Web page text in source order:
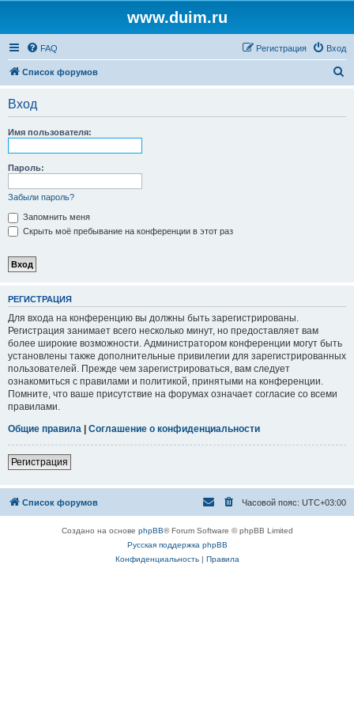
www.duim.ru
FAQ Вход
Регистрация
Список форумов
Вход
Имя пользователя:
Пароль:
Забыли пароль?
Запомнить меня
Скрыть моё пребывание на конференции в этот раз
РЕГИСТРАЦИЯ
Для входа на конференцию вы должны быть зарегистрированы.
Регистрация занимает всего несколько минут, но предоставляет вам
более широкие возможности. Администратором конференции могут быть
установлены также дополнительные привилегии для зарегистрированных
пользователей. Прежде чем зарегистрироваться, вам следует
ознакомиться с правилами и политикой, принятыми на конференции.
Помните, что ваше присутствие на форумах означает согласие со всеми
правилами.
Общие правила | Соглашение о конфиденциальности
Регистрация
Список форумов Часовой пояс: UTC+03:00
Создано на основе phpBB® Forum Software © phpBB Limited
Русская поддержка phpBB
Конфиденциальность| Правила